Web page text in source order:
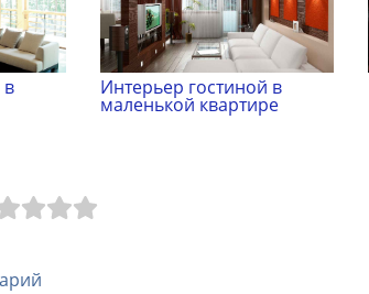
в Интерьер гостиной в
маленькой квартире